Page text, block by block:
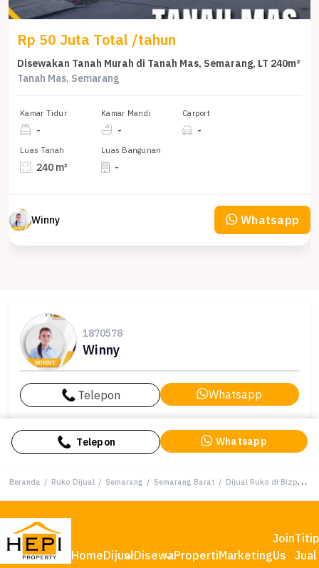
Rp 50 Juta Total /tahun
Disewakan Tanah Murah di Tanah Mas, Semarang, LT 240m²
Tanah Mas, Semarang
Kamar Tidur
-
Kamar Mandi
-
Carport
-
Luas Tanah
240 m²
Luas Bangunan
-
Winny Whatsapp
1870578
Winny
Telepon Whatsapp
Telepon Whatsapp
Beranda / Ruko Dijual / Semarang / Semarang Barat / Dijual Ruko di Bizpark Semarang
HomeDijualDisewaPropertiMarketing
Join
Us
Jual